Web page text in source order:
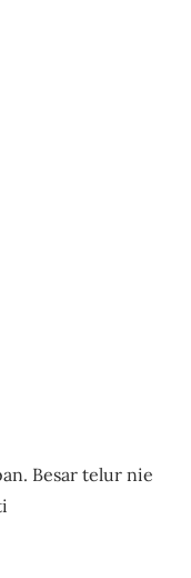
Besar telur nie